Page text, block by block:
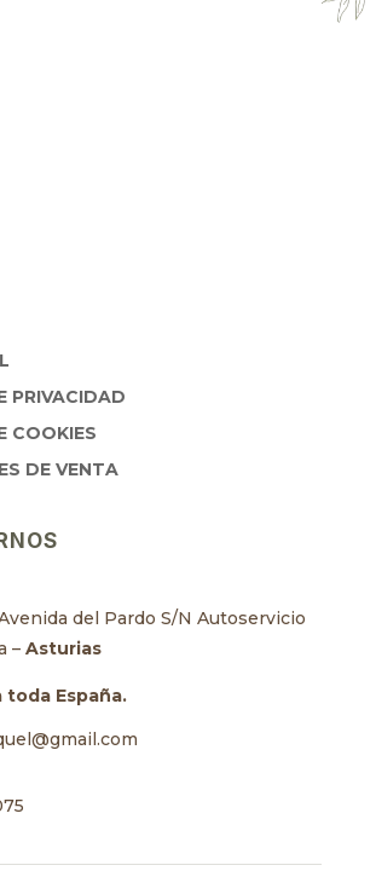
PRIVACIDAD
COOKIES
DE VENTA
del Pardo S/N Autoservicio
– Asturias
toda España.